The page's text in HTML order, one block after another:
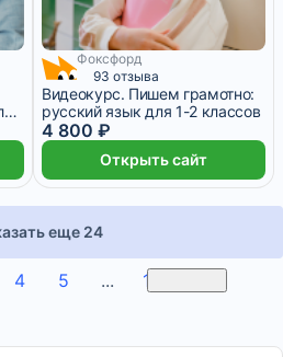
Фоксфорд
93 отзыва
Видеокурс. Пишем грамотно:
русский язык для 1-2 классов
4 800 ₽
Открыть сайт
еще 24
4 5 ... 16